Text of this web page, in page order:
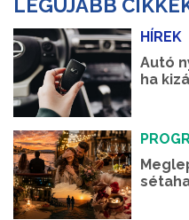
LEGÚJABB
HÍREK
Autó
ha